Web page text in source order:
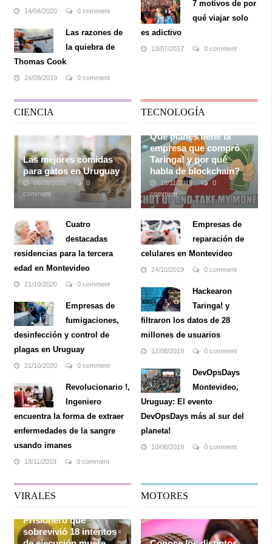
14/04/2020 0 comment
Las razones de
la quiebra de
Thomas Cook
24/09/2019 0 comment
7 motivos de por
qué viajar solo
es adictivo
13/07/2017 0 comment
CIENCIA
Las mejores comidas
para gatos en Uruguay
08/08/2026
0
comment
Cada vez más gente tiene
una gran compañía. Si bien
la mascota más común es
tener un perro, muchas
tener gatos. Para estas
personas, la oferta de ...
Cuatro
destacadas
residencias para la tercera
edad en Montevideo
21/10/2020 0 comment
Empresas de
fumigaciones,
desinfección y control de
plagas en Uruguay
21/10/2020 0 comment
Revolucionario !,
Ingeniero
encuentra la forma de extraer
enfermedades de la sangre
usando imanes
18/11/2019 0 comment
TECNOLOGÍA
Qué planes tiene la
empresa que compró
Taringa! y por qué
habla de blockchain?
18/11/2019
0
comment
Nadie lo vio venir. Durante
décadas, Taringa! se
posicionó comouno de los
foros y medios más
descargar) contenidos de
...
Empresas de
reparación de
celulares en Montevideo
24/10/2019 0 comment
Hackearon
Taringa! y
filtraron los datos de 28
millones de usuarios
12/08/2019 0 comment
DevOpsDays
Montevideo,
Uruguay: El evento
DevOpsDays más al sur del
planeta!
10/08/2019 0 comment
VIRALES
Prisionero que
sobrevivió 18 intentos
MOTORES